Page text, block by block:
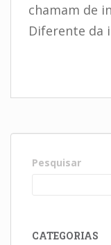
chamam de
Diferente da
Pesquisar
CATEGORIAS